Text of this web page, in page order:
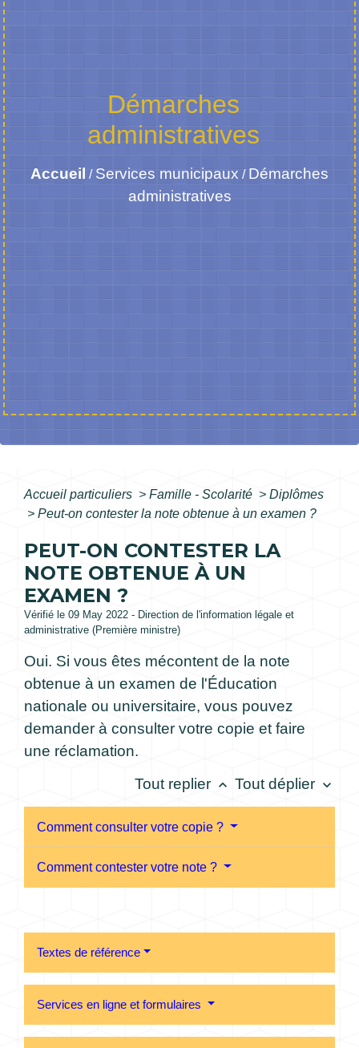
Démarches
administratives
Accueil / Services municipaux / Démarches
administratives
Accueil particuliers > Famille - Scolarité > Diplômes
> Peut-on contester la note obtenue à un examen ?
PEUT-ON CONTESTER LA
NOTE OBTENUE À UN
EXAMEN ?
Vérifié le 09 May 2022 - Direction de l'information légale et
administrative (Première ministre)
Oui. Si vous êtes mécontent de la note
obtenue à un examen de l'Éducation
nationale ou universitaire, vous pouvez
demander à consulter votre copie et faire
une réclamation.
Tout replier keyboard_arrow_up Tout déplier keyboard_arrow_down
Comment consulter votre copie ?
Comment contester votre note ?
Textes de référence
Services en ligne et formulaires